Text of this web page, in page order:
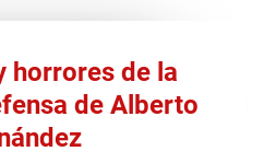
horrores de la
de Alberto